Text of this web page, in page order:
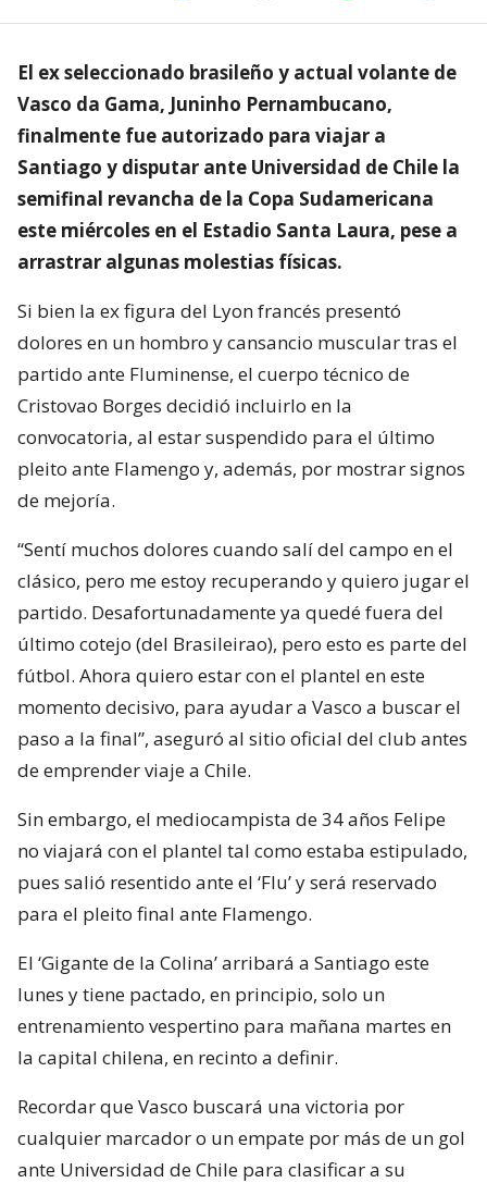
El ex seleccionado brasileño y actual volante de
Vasco da Gama, Juninho Pernambucano,
finalmente fue autorizado para viajar a
Santiago y disputar ante Universidad de Chile la
semifinal revancha de la Copa Sudamericana
este miércoles en el Estadio Santa Laura, pese a
arrastrar algunas molestias físicas.
Si bien la ex figura del Lyon francés presentó
dolores en un hombro y cansancio muscular tras el
partido ante Fluminense, el cuerpo técnico de
Cristovao Borges decidió incluirlo en la
convocatoria, al estar suspendido para el último
pleito ante Flamengo y, además, por mostrar signos
de mejoría.
“Sentí muchos dolores cuando salí del campo en el
clásico, pero me estoy recuperando y quiero jugar el
partido. Desafortunadamente ya quedé fuera del
último cotejo (del Brasileirao), pero esto es parte del
fútbol. Ahora quiero estar con el plantel en este
momento decisivo, para ayudar a Vasco a buscar el
paso a la final”, aseguró al sitio oficial del club antes
de emprender viaje a Chile.
Sin embargo, el mediocampista de 34 años Felipe
no viajará con el plantel tal como estaba estipulado,
pues salió resentido ante el ‘Flu’ y será reservado
para el pleito final ante Flamengo.
El ‘Gigante de la Colina’ arribará a Santiago este
lunes y tiene pactado, en principio, solo un
entrenamiento vespertino para mañana martes en
la capital chilena, en recinto a definir.
Recordar que Vasco buscará una victoria por
cualquier marcador o un empate por más de un gol
ante Universidad de Chile para clasificar a su